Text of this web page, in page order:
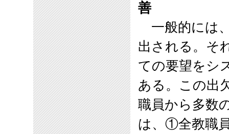
善
一般的には
出される。そ
ての要望をシ
ある。この出
職員から多数
は、①全教職